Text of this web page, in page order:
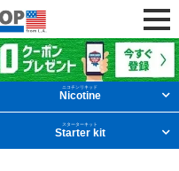
ニコチンリキッド
Nicotine
スターターキット
Starter kit